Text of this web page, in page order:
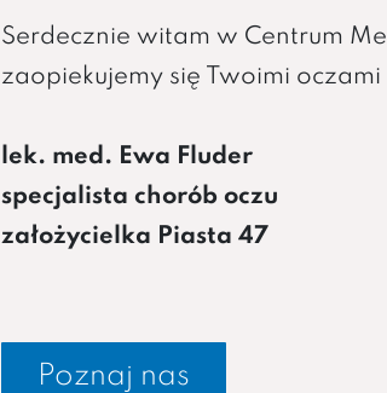
Serdecznie witam w Centrum
zaopiekujemy się Twoimi
lek. med. Ewa Fluder
specjalista chorób oczu
założycielka Piasta 47
Poznaj nas